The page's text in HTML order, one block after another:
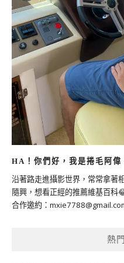
HA！你們好，我是捲毛阿偉
沿著路走進攝影世界，常常拿著
隨興，想看正經的推薦維基百
合作邀約：
熱